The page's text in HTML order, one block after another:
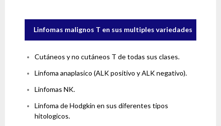
Linfomas malignos T en sus multiples variedades
Cutáneos y no cutáneos T de todas sus clases.
Linfoma anaplasico (ALK positivo y ALK negativo).
Linfomas NK.
Linfoma de Hodgkin en sus diferentes tipos
hitologicos.